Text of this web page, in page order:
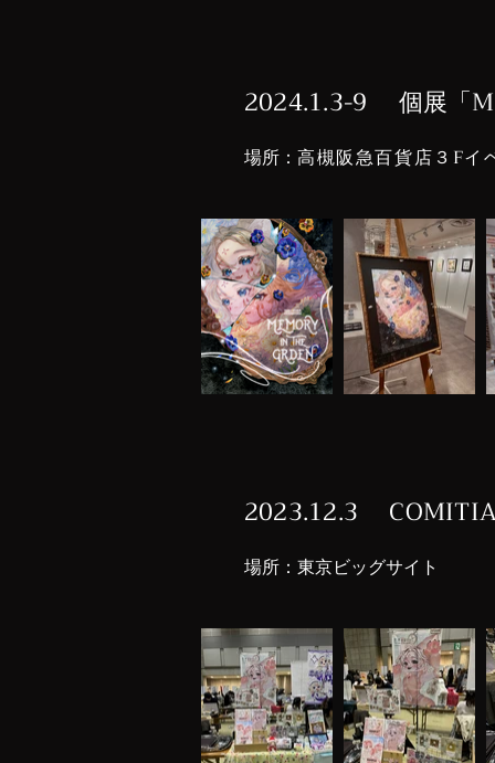
2024.1.3-9 個展「
​場所： 高槻阪急百貨店３Fイ
2023.12.3
​場所： ​東京ビッグサイト